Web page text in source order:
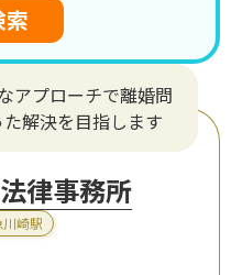
索
アプローチで離婚問
解決を目指します
律事務所
崎駅